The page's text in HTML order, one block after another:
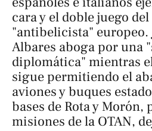
cara y el doble juego
"antibelicista" europeo.
Albares aboga por una
diplomática" mientras
sigue permitiendo el
aviones y buques
bases de Rota y Morón,
misiones de la OTAN,